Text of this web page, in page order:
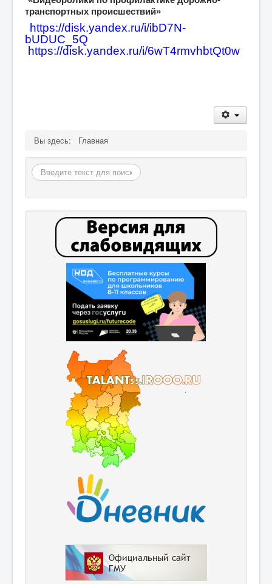
транспортных происшествий»
https://disk.yandex.ru/i/ibD7N-
bUDUC_5Q
https://disk.yandex.ru/i/6wT4rmvhbtQt0w
Вы здесь: Главная
Поиск